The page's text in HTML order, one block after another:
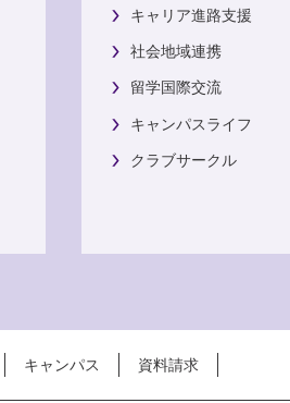
キャリア進路支援
社会地域連携
留学国際交流
キャンパスライフ
クラブサークル
キャンパス 資料請求